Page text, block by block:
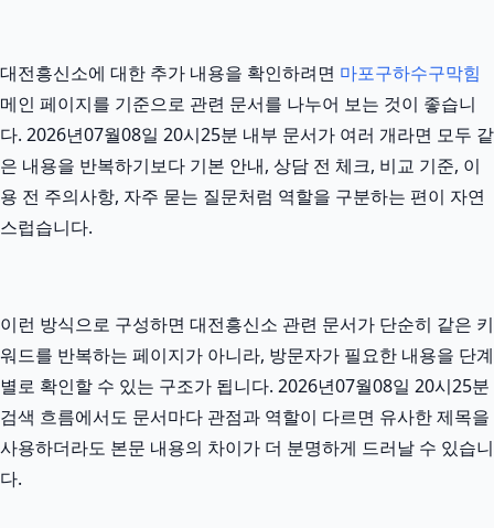
대전흥신소에 대한 추가 내용을 확인하려면 마포구하수구막힘
메인 페이지를 기준으로 관련 문서를 나누어 보는 것이 좋습니
다. 2026년07월08일 20시25분 내부 문서가 여러 개라면 모두 같
은 내용을 반복하기보다 기본 안내, 상담 전 체크, 비교 기준, 이
용 전 주의사항, 자주 묻는 질문처럼 역할을 구분하는 편이 자연
스럽습니다.
이런 방식으로 구성하면 대전흥신소 관련 문서가 단순히 같은 키
워드를 반복하는 페이지가 아니라, 방문자가 필요한 내용을 단계
별로 확인할 수 있는 구조가 됩니다. 2026년07월08일 20시25분
검색 흐름에서도 문서마다 관점과 역할이 다르면 유사한 제목을
사용하더라도 본문 내용의 차이가 더 분명하게 드러날 수 있습니
다.